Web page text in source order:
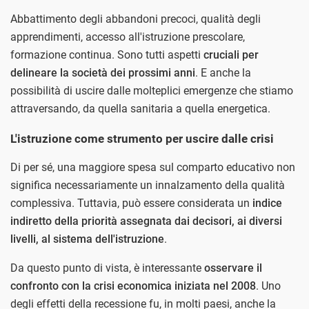
Abbattimento degli abbandoni precoci, qualità degli
apprendimenti, accesso all'istruzione prescolare,
formazione continua. Sono tutti aspetti cruciali per
delineare la società dei prossimi anni. E anche la
possibilità di uscire dalle molteplici emergenze che stiamo
attraversando, da quella sanitaria a quella energetica.
L'istruzione come strumento per uscire dalle crisi
Di per sé, una maggiore spesa sul comparto educativo non
significa necessariamente un innalzamento della qualità
complessiva. Tuttavia, può essere considerata un indice
indiretto della priorità assegnata dai decisori, ai diversi
livelli, al sistema dell'istruzione.
Da questo punto di vista, è interessante osservare il
confronto con la crisi economica iniziata nel 2008. Uno
degli effetti della recessione fu, in molti paesi, anche la